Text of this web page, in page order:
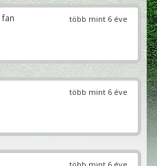
több mint 6 éve
több mint 6 éve